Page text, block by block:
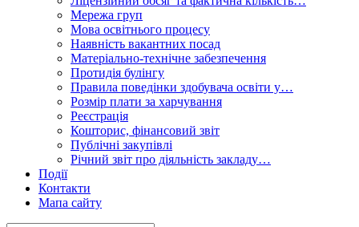
Мережа груп
Мова освітнього процесу
Наявність вакантних посад
Матеріально-технічне забезпечення
Протидія булінгу
Правила поведінки здобувача освіти у…
Розмір плати за харчування
Реєстрація
Кошторис, фінансовий звіт
Публічні закупівлі
Річний звіт про діяльність закладу…
Події
Контакти
Мапа сайту